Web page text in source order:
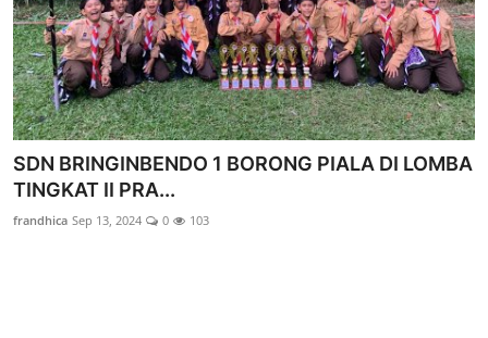
SDN BRINGINBENDO 1 BORONG PIALA DI LOMBA
TINGKAT II PRA...
frandhica Sep 13, 2024 0 103